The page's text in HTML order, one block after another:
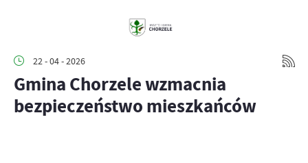
22 - 04 - 2026
Gmina Chorzele wzmacnia
bezpieczeństwo mieszkańców